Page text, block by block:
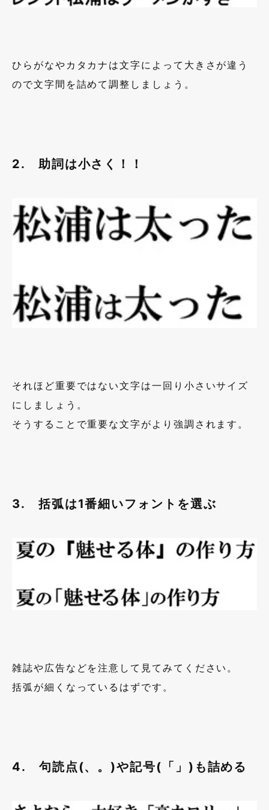
ひらがなやカタカナは文字によって大きさが違う
ので文字間を詰めて調整しましょう。
2. 助詞は小さく！！
それほど重要ではない文字は一回り小さいサイズ
にしましょう。
そうすることで重要な文字がより強調されます。
3. 括弧は1番細いフォントを選ぶ
雑誌や広告などを注意して見てみてください。
括弧が細くなっているはずです。
4. 句読点(、。)や記号(「」)も詰める